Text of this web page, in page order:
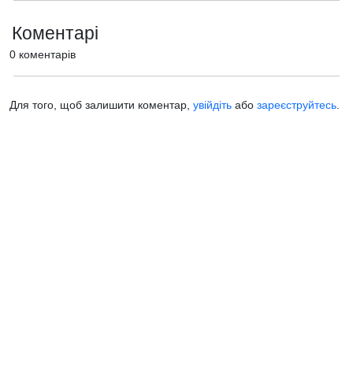
Коментарі
0 коментарів
Для того, щоб залишити коментар, увійдіть або зареєструйтесь